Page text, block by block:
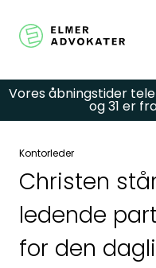
Vores åbningstider
og 31 er
Har du
eller
Kontorleder
Christen
ledende
for den